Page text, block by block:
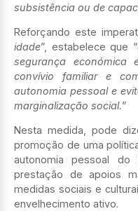
subsistência ou de
Reforçando este
idade”, estabelece que “
segurança
convívio familiar e
autonomia pessoal e
marginalização social.”
Nesta medida, pode
promoção de uma
autonomia pessoal
prestação de apoios
medidas sociais e
envelhecimento ativo.